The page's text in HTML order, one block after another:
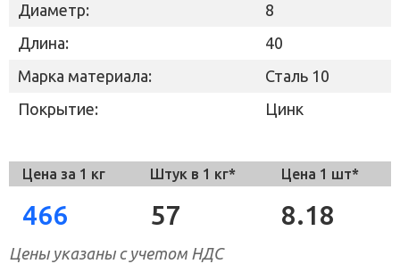
Диаметр:
8
Длина:
40
Марка материала:
Сталь 10
Покрытие:
Цинк
Цена за 1 кг Штук в 1 кг* Цена 1 шт*
466 57 8.18
Цены указаны с учетом НДС